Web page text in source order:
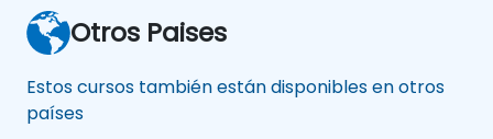
Otros Paises
Estos cursos también están disponibles en otros
países